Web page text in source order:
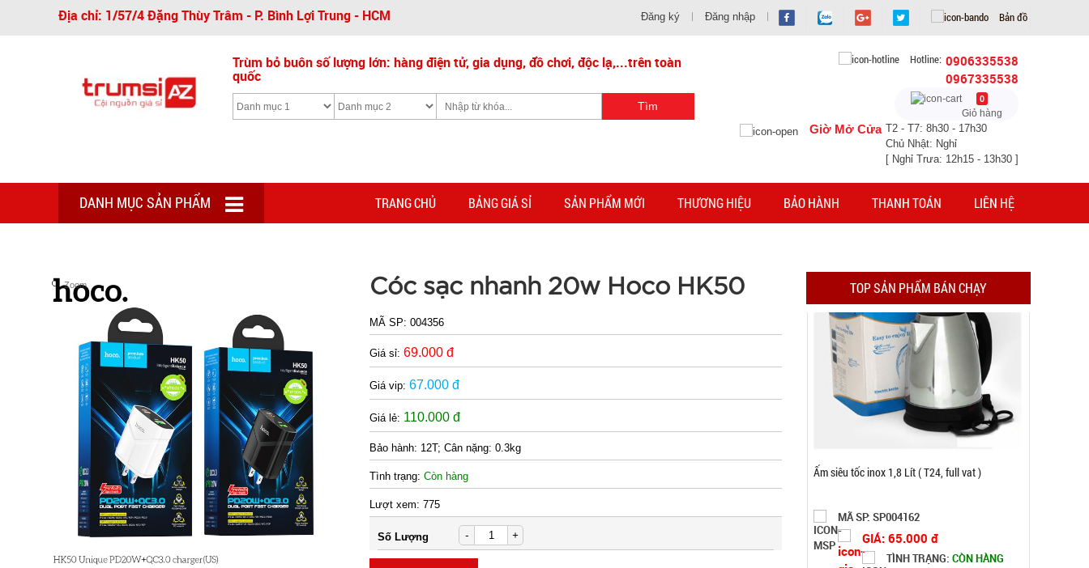
Địa chỉ: 1/57/4 Đặng Thùy Trâm - P. Bình Lợi Trung - HCM Bản đồ
Đăng ký Đăng nhập
Trùm bỏ buôn số lượng lớn: hàng điện tử, gia dụng, đồ chơi, độc lạ,...trên toàn
quốc
Hotline: 0906335538
0967335538
0
Giỏ hàng
Giờ Mở Cửa T2 - T7: 8h30 - 17h30
Chủ Nhật: Nghỉ
[ Nghỉ Trưa: 12h15 - 13h30 ]
DANH MỤC SẢN PHẨM TRANG CHỦ BẢNG GIÁ SỈ SẢN PHẨM MỚI THƯƠNG HIỆU BẢO HÀNH THANH TOÁN LIÊN HỆ
Zoom Cóc sạc nhanh 20w Hoco HK50
MÃ SP:004356
Giá sỉ:69.000 đ
Giá vip:67.000 đ
Giá lẻ: 110.000 đ
Bảo hành: 12T; Cân nặng: 0.3kg
Tình trạng:Còn hàng
Lượt xem:775
Số Lượng - +
TOP SẢN PHẨM BÁN CHẠY
Móc khóa rung rung mini
GIÁ: 29.000 đ
TÌNH TRẠNG:CÒN HÀNG
Đặt hàng
Ấm siêu tốc inox 1,8 Lít ( T24, full vat )
MÃ SP: SP004162
GIÁ: 65.000 đ
TÌNH TRẠNG: CÒN HÀNG